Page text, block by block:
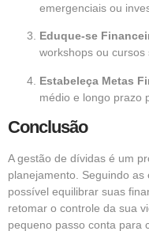
emergenciais ou
Eduque-se
workshops ou
Estabeleça Metas
médio e longo prazo
Conclusão
A gestão de dívidas é um
planejamento. Seguindo
possível equilibrar suas
retomar o controle da sua
pequeno passo conta para